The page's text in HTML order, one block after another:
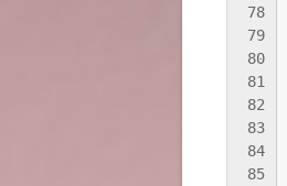
78
79
80
81
82
83
84
85